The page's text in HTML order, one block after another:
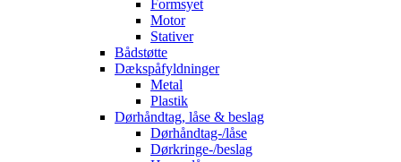
Formsyet
Motor
Stativer
Bådstøtte
Dækspåfyldninger
Metal
Plastik
Dørhåndtag, låse & beslag
Dørhåndtag-/låse
Dørkringe-/beslag